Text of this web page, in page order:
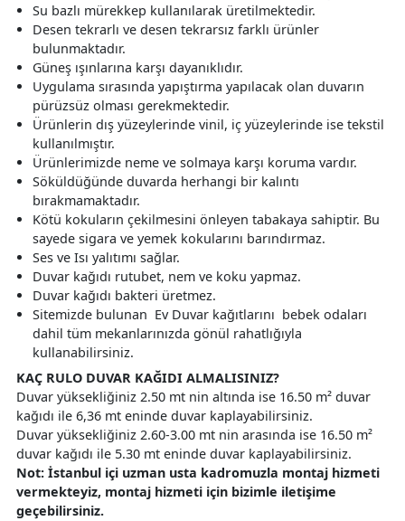
Su bazlı mürekkep kullanılarak üretilmektedir.
Desen tekrarlı ve desen tekrarsız farklı ürünler
bulunmaktadır.
Güneş ışınlarına karşı dayanıklıdır.
Uygulama sırasında yapıştırma yapılacak olan duvarın
pürüzsüz olması gerekmektedir.
Ürünlerin dış yüzeylerinde vinil, iç yüzeylerinde ise tekstil
kullanılmıştır.
Ürünlerimizde neme ve solmaya karşı koruma vardır.
Söküldüğünde duvarda herhangi bir kalıntı
bırakmamaktadır.
Kötü kokuların çekilmesini önleyen tabakaya sahiptir. Bu
sayede sigara ve yemek kokularını barındırmaz.
Ses ve Isı yalıtımı sağlar.
Duvar kağıdı rutubet, nem ve koku yapmaz.
Duvar kağıdı bakteri üretmez.
Sitemizde bulunan Ev Duvar kağıtlarını bebek odaları
dahil tüm mekanlarınızda gönül rahatlığıyla
kullanabilirsiniz.
KAÇ RULO DUVAR KAĞIDI ALMALISINIZ?
Duvar yüksekliğiniz 2.50 mt nin altında ise 16.50 m² duvar
kağıdı ile 6,36 mt eninde duvar kaplayabilirsiniz.
Duvar yüksekliğiniz 2.60-3.00 mt nin arasında ise 16.50 m²
duvar kağıdı ile 5.30 mt eninde duvar kaplayabilirsiniz.
Not: İstanbul içi uzman usta kadromuzla montaj hizmeti
vermekteyiz, montaj hizmeti için bizimle iletişime
geçebilirsiniz.